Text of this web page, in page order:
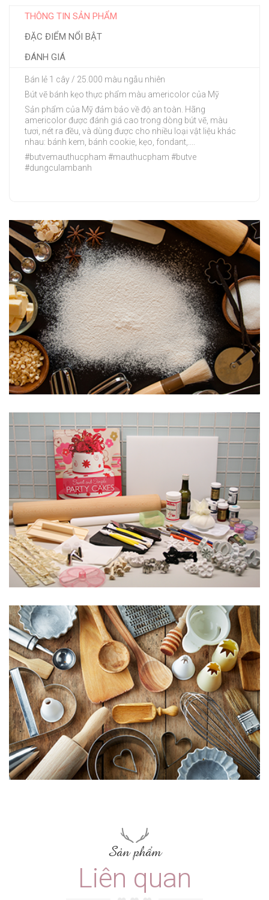
THÔNG TIN SẢN PHẨM
ĐẶC ĐIỂM NỔI BẬT
ĐÁNH GIÁ
Bán lẻ 1 cây / 25.000 màu ngẫu nhiên
Bút vẽ bánh kẹo thực phẩm màu americolor của Mỹ
Sản phẩm của Mỹ đảm bảo về độ an toàn. Hãng
americolor được đánh giá cao trong dòng bút vẽ, màu
tươi, nét ra đều, và dùng được cho nhiều loại vật liệu khác
nhau: bánh kem, bánh cookie, kẹo, fondant,....
#butvemauthucpham #mauthucpham #butve
#dungculambanh
Sản phẩm
Liên quan